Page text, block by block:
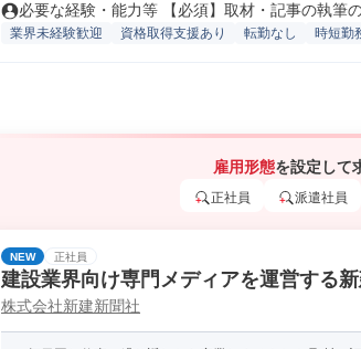
必要な経験・能力等 【必須】取材・記事の執筆
業界未経験歓迎 資格取得支援あり 転勤なし 時短勤
雇用形態を設定して
正社員 派遣社員
NEW 正社員
建設業界向け専門メディアを運営する
業
株式会社新建新聞社